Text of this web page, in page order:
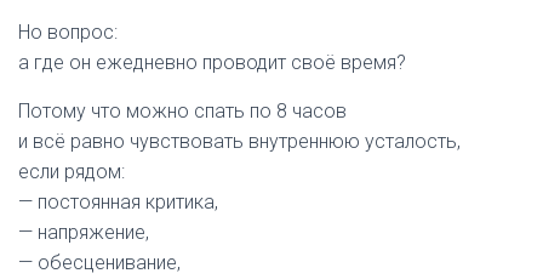
Но вопрос:
а где он ежедневно проводит своё время?
Потому что можно спать по 8 часов
и всё равно чувствовать внутреннюю усталость,
если рядом:
— постоянная критика,
— напряжение,
— обесценивание,